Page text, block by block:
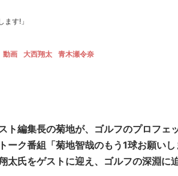
す!」
動画 大西翔太 青木瀬令奈
ト編集長の菊地が、ゴルフのプロフェ
ーク番組「菊地智哉のもう1球お願いし
太氏をゲストに迎え、ゴルフの深淵に